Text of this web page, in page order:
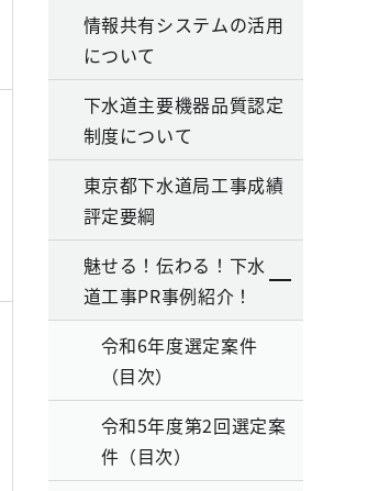
情報共有システムの活用
について
下水道主要機器品質認定
制度について
東京都下水道局工事成績
評定要綱
魅せる！伝わる！下水
道工事PR事例紹介！
令和6年度選定案件
（目次）
令和5年度第2回選定案
件（目次）